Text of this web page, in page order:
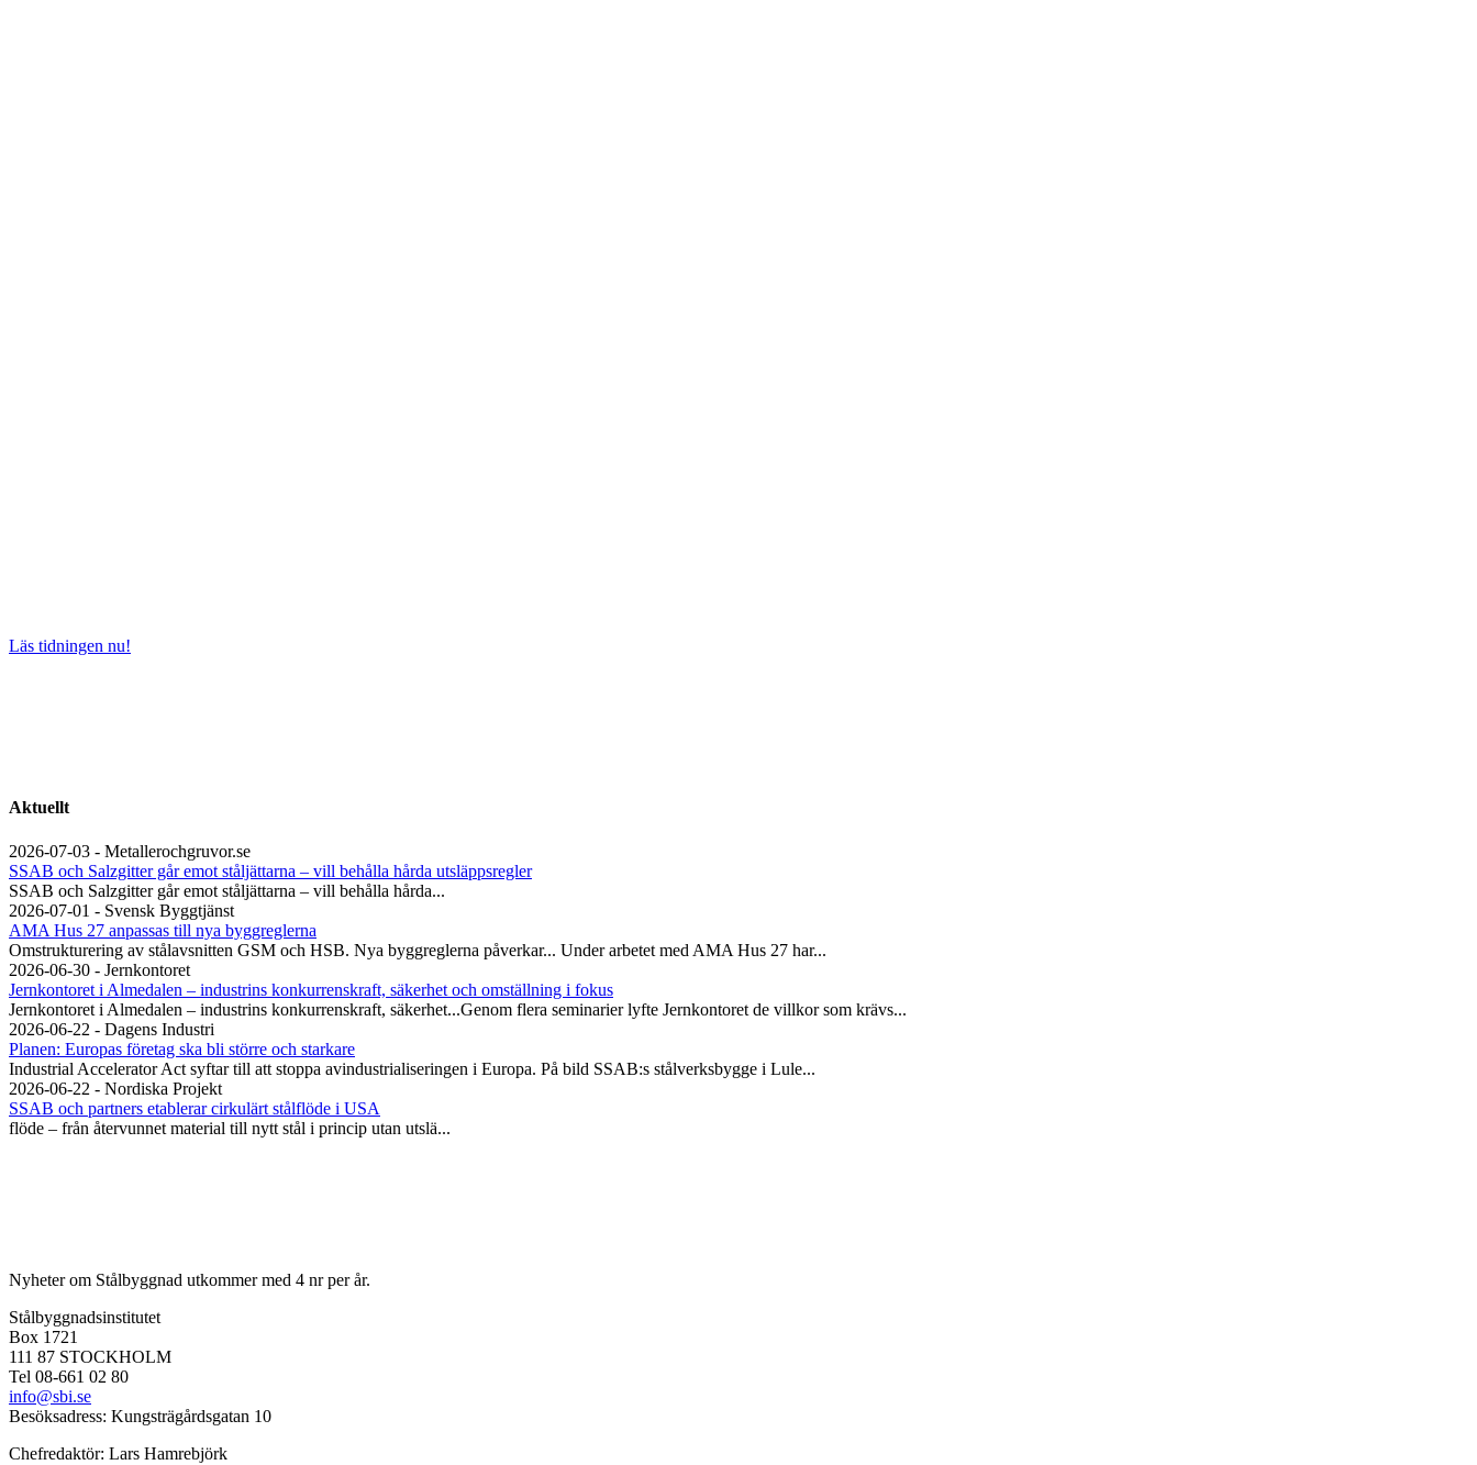
Läs tidningen nu!
Aktuellt
2026-07-03 - Metallerochgruvor.se
SSAB och Salzgitter går emot ståljättarna – vill behålla hårda utsläppsregler
SSAB och Salzgitter går emot ståljättarna – vill behålla hårda...
2026-07-01 - Svensk Byggtjänst
AMA Hus 27 anpassas till nya byggreglerna
Omstrukturering av stålavsnitten GSM och HSB. Nya byggreglerna påverkar... Under arbetet med AMA Hus 27 har...
2026-06-30 - Jernkontoret
Jernkontoret i Almedalen – industrins konkurrenskraft, säkerhet och omställning i fokus
Jernkontoret i Almedalen – industrins konkurrenskraft, säkerhet...Genom flera seminarier lyfte Jernkontoret de villkor som krävs...
2026-06-22 - Dagens Industri
Planen: Europas företag ska bli större och starkare
Industrial Accelerator Act syftar till att stoppa avindustrialiseringen i Europa. På bild SSAB:s stålverksbygge i Lule...
2026-06-22 - Nordiska Projekt
SSAB och partners etablerar cirkulärt stålflöde i USA
flöde – från återvunnet material till nytt stål i princip utan utslä...
Nyheter om Stålbyggnad utkommer med 4 nr per år.
Stålbyggnadsinstitutet
Box 1721
111 87 STOCKHOLM
Tel 08-661 02 80
info@sbi.se
Besöksadress: Kungsträgårdsgatan 10
Chefredaktör: Lars Hamrebjörk